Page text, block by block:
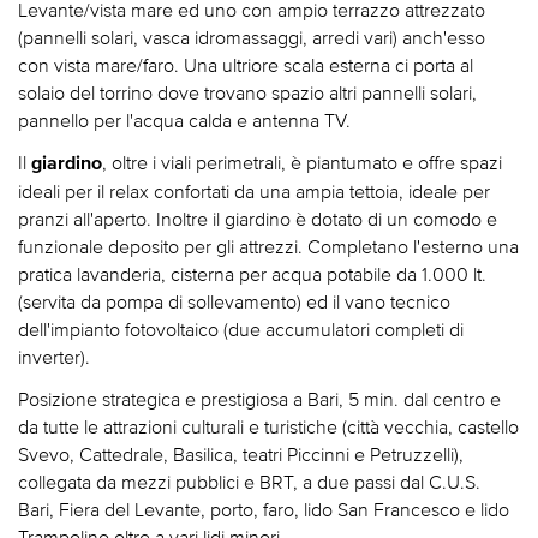
Levante/vista mare ed uno con ampio terrazzo attrezzato
(pannelli solari, vasca idromassaggi, arredi vari) anch'esso
con vista mare/faro. Una ultriore scala esterna ci porta al
solaio del torrino dove trovano spazio altri pannelli solari,
pannello per l'acqua calda e antenna TV.
Il giardino, oltre i viali perimetrali, è piantumato e offre spazi
ideali per il relax confortati da una ampia tettoia, ideale per
pranzi all'aperto. Inoltre il giardino è dotato di un comodo e
funzionale deposito per gli attrezzi. Completano l'esterno una
pratica lavanderia, cisterna per acqua potabile da 1.000 lt.
(servita da pompa di sollevamento) ed il vano tecnico
dell'impianto fotovoltaico (due accumulatori completi di
inverter).
Posizione strategica e prestigiosa a Bari, 5 min. dal centro e
da tutte le attrazioni culturali e turistiche (città vecchia, castello
Svevo, Cattedrale, Basilica, teatri Piccinni e Petruzzelli),
collegata da mezzi pubblici e BRT, a due passi dal C.U.S.
Bari, Fiera del Levante, porto, faro, lido San Francesco e lido